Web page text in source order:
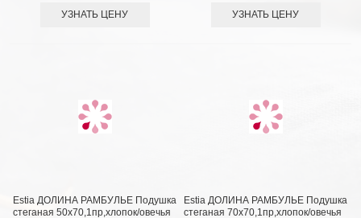
УЗНАТЬ ЦЕНУ УЗНАТЬ ЦЕНУ
Estia ДОЛИНА РАМБУЛЬЕ Подушка
стеганая 50х70,1пр,хлопок/овечья
Estia ДОЛИНА РАМБУЛЬЕ Подушка
стеганая 70х70,1пр,хлопок/овечья